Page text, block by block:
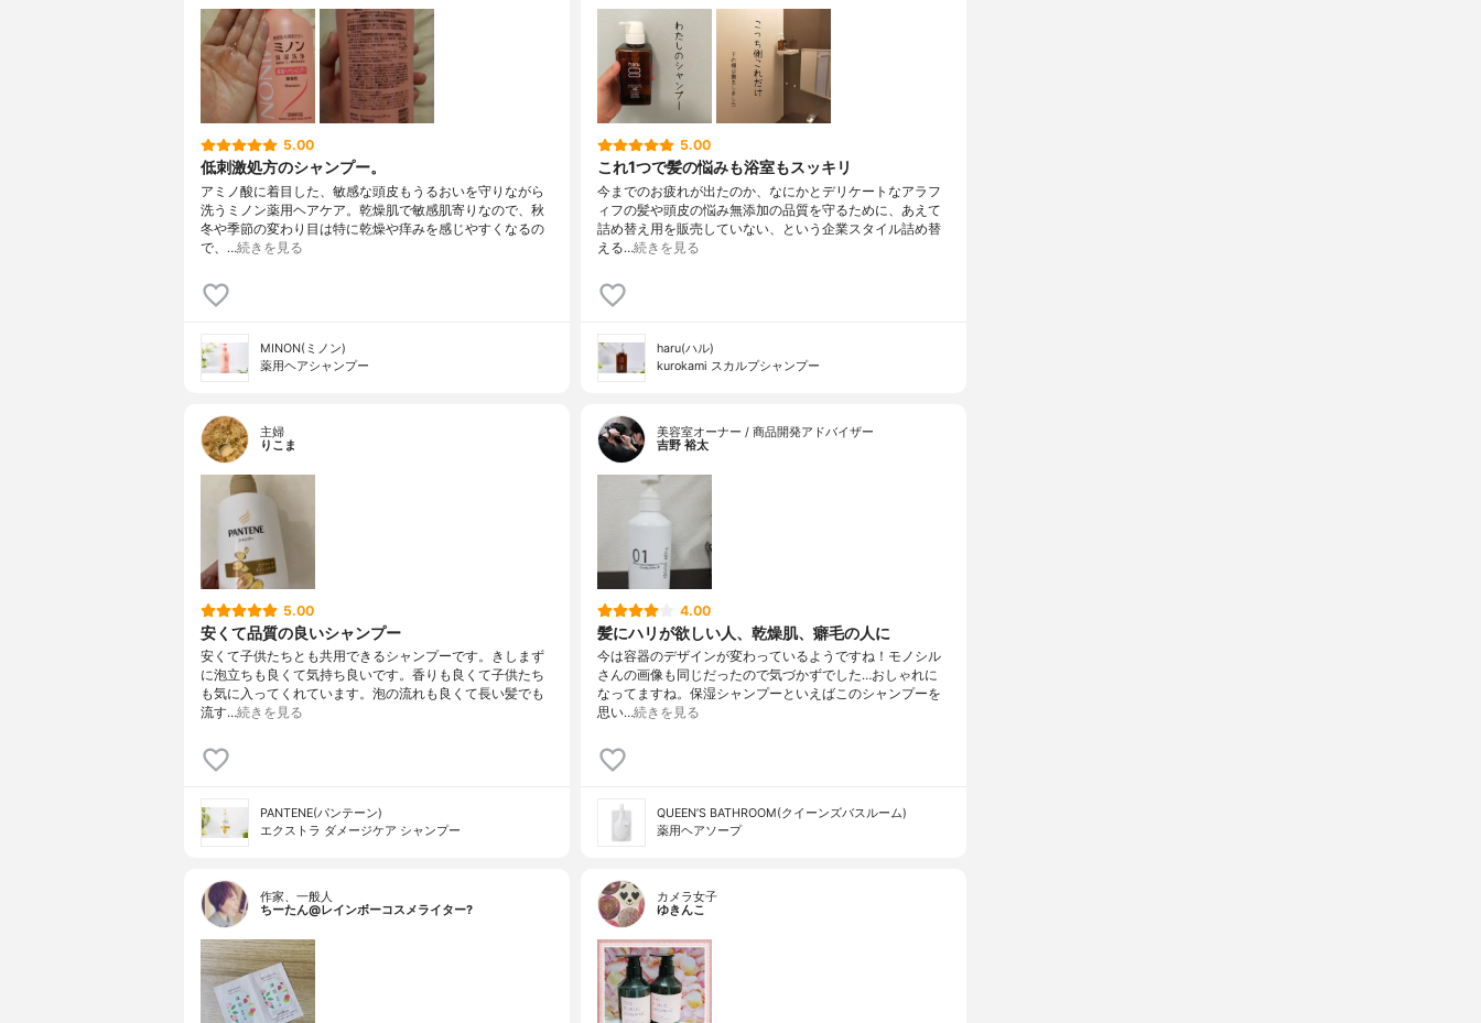
5.00
低刺激処方のシャンプー。
アミノ酸に着目した、敏感な頭皮もうるおいを守りながら
洗うミノン薬用ヘアケア。乾燥肌で敏感肌寄りなので、秋
冬や季節の変わり目は特に乾燥や痒みを感じやすくなるの
で、…続きを見る
MINON(ミノン)
薬用ヘアシャンプー
5.00
これ1つで髪の悩みも浴室もスッキリ
今までのお疲れが出たのか、なにかとデリケートなアラフ
ィフの髪や頭皮の悩み無添加の品質を守るために、あえて
詰め替え用を販売していない、という企業スタイル詰め替
える…続きを見る
haru(ハル)
kurokami スカルプシャンプー
主婦
りこま
5.00
安くて品質の良いシャンプー
安くて子供たちとも共用できるシャンプーです。きしまず
に泡立ちも良くて気持ち良いです。香りも良くて子供たち
も気に入ってくれています。泡の流れも良くて長い髪でも
流す…続きを見る
PANTENE(パンテーン)
エクストラ ダメージケア シャンプー
美容室オーナー / 商品開発アドバイザー
吉野 裕太
4.00
髪にハリが欲しい人、乾燥肌、癖毛の人に
今は容器のデザインが変わっているようですね！モノシル
さんの画像も同じだったので気づかずでした…おしゃれに
なってますね。保湿シャンプーといえばこのシャンプーを
思い…続きを見る
QUEEN’S BATHROOM(クイーンズバスルーム)
薬用ヘアソープ
作家、一般人
ちーたん@レインボーコスメライター?
カメラ女子
ゆきんこ